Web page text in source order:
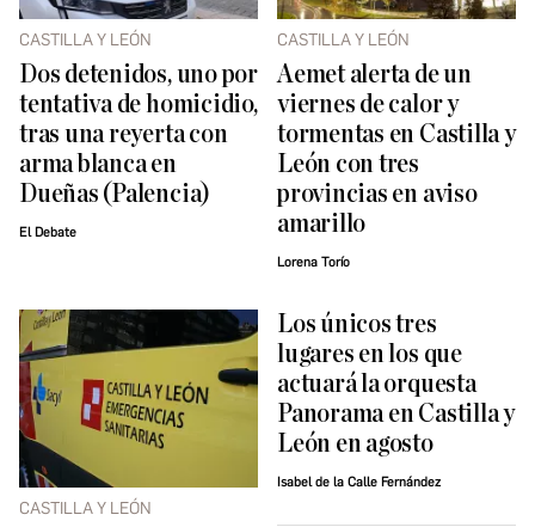
CASTILLA Y LEÓN
Dos detenidos, uno por
tentativa de homicidio,
tras una reyerta con
arma blanca en
Dueñas (Palencia)
El Debate
CASTILLA Y LEÓN
Aemet alerta de un
viernes de calor y
tormentas en Castilla y
León con tres
provincias en aviso
amarillo
Lorena Torío
CASTILLA Y LEÓN
Los únicos tres
lugares en los que
actuará la orquesta
Panorama en Castilla y
León en agosto
Isabel de la Calle Fernández